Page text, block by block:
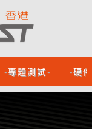
-專題測試- -硬